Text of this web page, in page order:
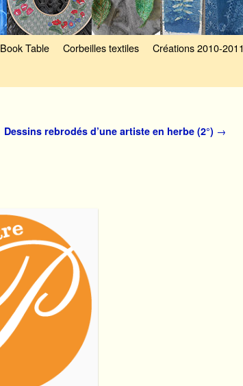
Book Table Corbeilles textiles Créations 2010-2011
Dessins rebrodés d’une artiste en herbe (2°) →